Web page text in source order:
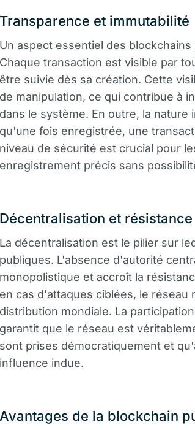
Transparence et immutabilité
Un aspect essentiel des
Chaque transaction est visible par
être suivie dès sa création. Cette
de manipulation, ce qui contribue à
dans le système. En outre, la nature
qu'une fois enregistrée, une
niveau de sécurité est crucial pour
enregistrement précis sans
Décentralisation et résistance
La décentralisation est le pilier sur
publiques. L'absence d'autorité
monopolistique et accroît la
en cas d'attaques ciblées, le réseau
distribution mondiale. La
garantit que le réseau est
sont prises démocratiquement et
influence indue.
Avantages de la blockchain